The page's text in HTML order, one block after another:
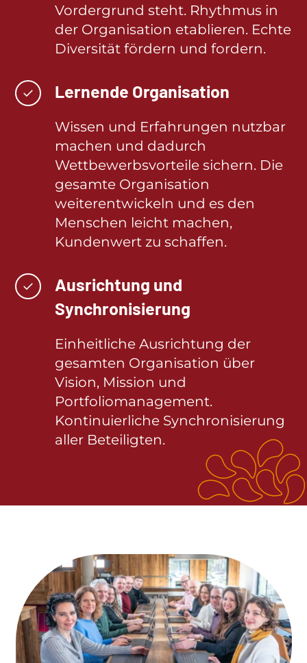
Vordergrund steht. Rhythmus in
der Organisation etablieren. Echte
Diversität fördern und fordern.
✓ Lernende Organisation
Wissen und Erfahrungen nutzbar
machen und dadurch
Wettbewerbsvorteile sichern. Die
gesamte Organisation
weiterentwickeln und es den
Menschen leicht machen,
Kundenwert zu schaffen.
✓
Ausrichtung und
Synchronisierung
Einheitliche Ausrichtung der
gesamten Organisation über
Vision, Mission und
Portfoliomanagement.
Kontinuierliche Synchronisierung
aller Beteiligten.